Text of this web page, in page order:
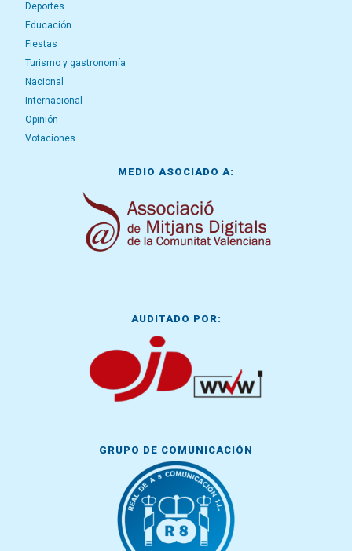
Deportes
Educación
Fiestas
Turismo y gastronomía
Nacional
Internacional
Opinión
Votaciones
MEDIO ASOCIADO A:
AUDITADO POR:
GRUPO DE COMUNICACIÓN